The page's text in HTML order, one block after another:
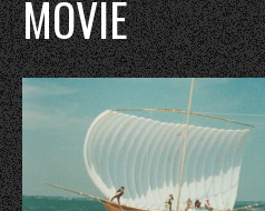
MOVIE